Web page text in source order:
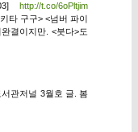
http://t.co/6oPltjim
타 구구> <넘버 파이
결이지만. <붓다>도
서관저널 3월호 글. 봄